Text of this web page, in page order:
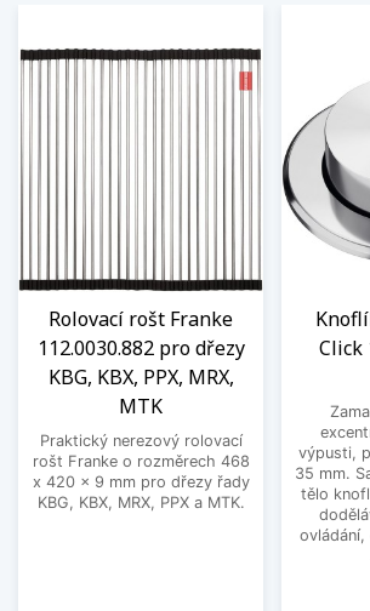
Rolovací rošt Franke
112.0030.882 pro dřezy
KBG, KBX, PPX, MRX,
MTK
Praktický nerezový rolovací
rošt Franke o rozměrech 468
x 420 x 9 mm pro dřezy řady
KBG, KBX, MRX, PPX a MTK.
Click
výpusti,
35 mm.
tělo